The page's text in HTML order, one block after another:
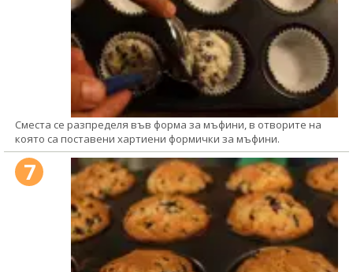
Сместа се разпределя във форма за мъфини, в отворите на
която са поставени хартиени формички за мъфини.
7